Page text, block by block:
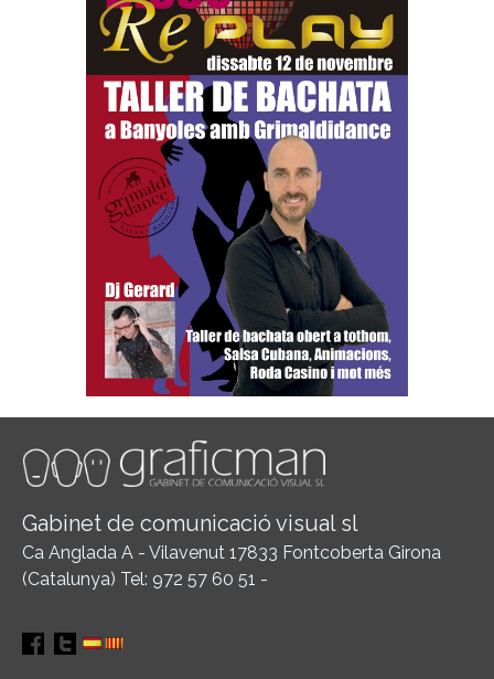
Gabinet de comunicació visual sl
Ca Anglada A - Vilavenut 17833 Fontcoberta Girona
(Catalunya) Tel: 972 57 60 51 -